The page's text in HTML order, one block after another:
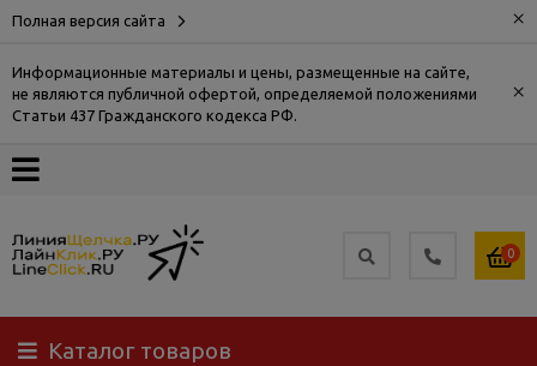
Полная версия сайта ×
Информационные материалы и цены, размещенные на сайте,
не являются публичной офертой, определяемой положениями
Статьи 437 Гражданского кодекса РФ.
×
О
Доставка
Самовывоз
0
Каталог товаров